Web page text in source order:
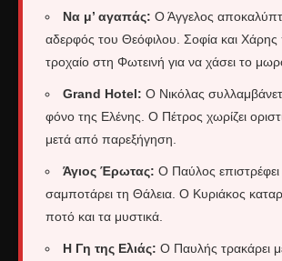
Να μ’ αγαπάς: Ο Άγγελος
αδερφός του Θεόφιλου. Σοφία και
τροχαίο στη Φωτεινή για να χάσει το
Grand Hotel: Ο Νικόλας
φόνο της Ελένης. Ο Πέτρος χωρίζει
μετά από παρεξήγηση.
Άγιος Έρωτας: Ο Παύλος επιστρέφει
σαμποτάρει τη Θάλεια. Ο Κυριάκος
ποτό και τα μυστικά.
Η Γη της Ελιάς: Ο Παυλής τρακάρει